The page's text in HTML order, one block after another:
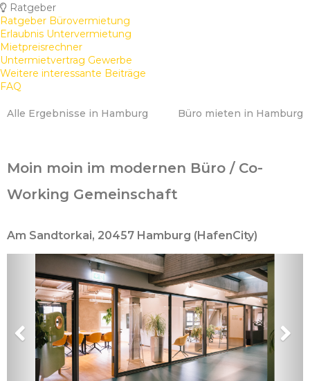
Ratgeber
Ratgeber Bürovermietung
Erlaubnis Untervermietung
Mietpreisrechner
Untermietvertrag Gewerbe
Weitere interessante Beiträge
FAQ
Alle Ergebnisse in Hamburg Büro mieten in Hamburg
Moin moin im modernen Büro / Co-
Working Gemeinschaft
Am Sandtorkai, 20457 Hamburg (HafenCity)